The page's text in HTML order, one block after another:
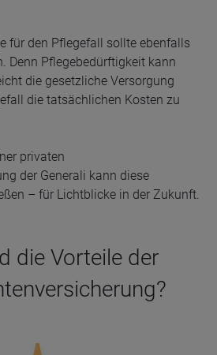
für den Pflegefall sollte ebenfalls
Denn Pflegebedürftigkeit kann
die gesetzliche Versorgung
die tatsächlichen Kosten zu
privaten
der Generali kann diese
– für Lichtblicke in der Zukunft.
die Vorteile der